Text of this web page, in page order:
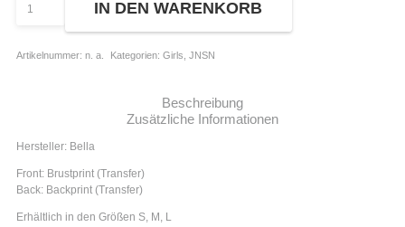
Muscle
IN DEN WARENKORB
Artikelnummer: n. a. Kategorien: Girls JNSN
Beschreibung
Zusätzliche Informationen
Hersteller: Bella
Front: Brustprint (Transfer)
Back: Backprint (Transfer)
Erhältlich in den Größen S, M, L